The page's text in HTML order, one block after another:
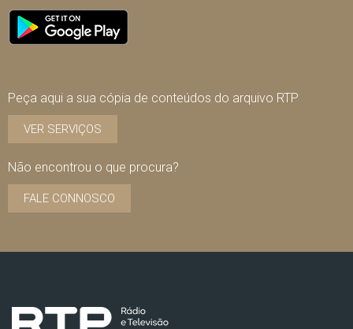
Peça aqui a sua cópia de conteúdos do arquivo RTP
VER SERVIÇOS
Não encontrou o que procura?
FALE CONNOSCO